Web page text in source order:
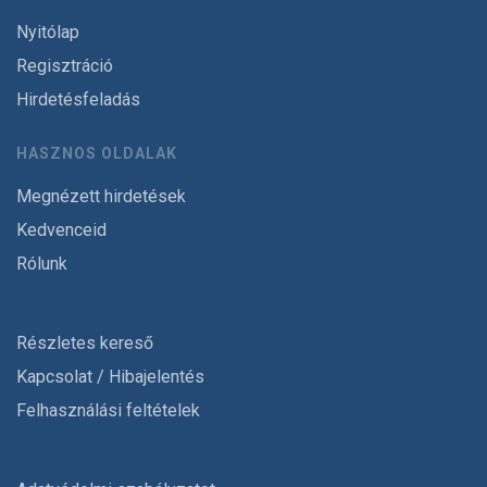
Nyitólap
Regisztráció
Hirdetésfeladás
HASZNOS OLDALAK
Megnézett hirdetések
Kedvenceid
Rólunk
Részletes kereső
Kapcsolat / Hibajelentés
Felhasználási feltételek